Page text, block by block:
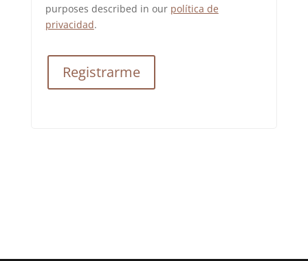
purposes described in our política de
privacidad.
Registrarme